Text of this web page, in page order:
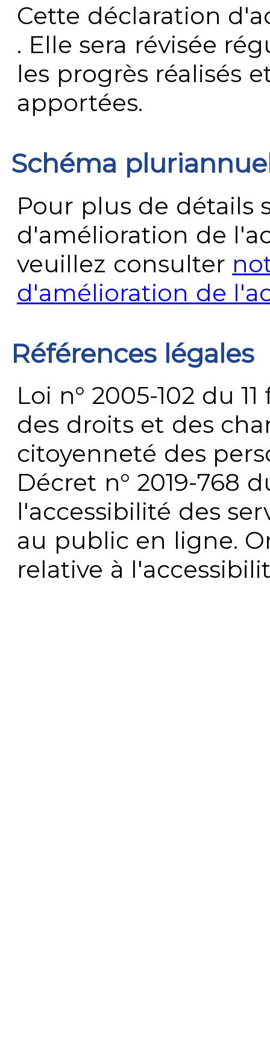
Cette déclaration
. Elle sera révisée
les progrès réalisés
apportées.
Schéma
Pour plus de détails
d'amélioration de
veuillez consulter
d'amélioration de
Références légales
Loi n° 2005-102 du
des droits et des
citoyenneté des
Décret n° 2019-768
l'accessibilité des
au public en ligne.
relative à